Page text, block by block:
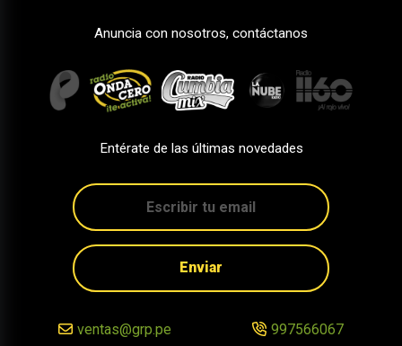
Anuncia con nosotros, contáctanos
Entérate de las últimas novedades
Enviar
ventas@grp.pe 997566067